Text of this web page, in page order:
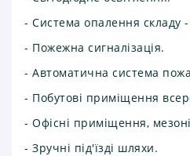
- Система опалення складу
- Пожежна сигналізація.
- Автоматична система
- Побутові приміщення
- Офісні приміщення,
- Зручні під'їзді шляхи.